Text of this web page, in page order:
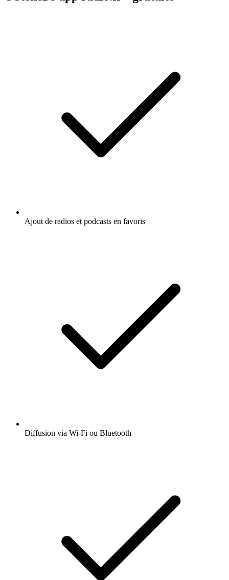
Ajout de radios et podcasts en favoris
Diffusion via Wi-Fi ou Bluetooth